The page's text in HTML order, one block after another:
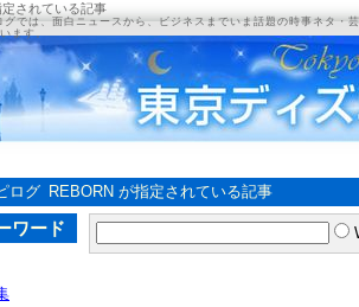
されている記事
グでは、面白ニュースから、ビジネスまでいま話題の時事ネタ
ます。
ログ REBORN が指定されている記事
ワード